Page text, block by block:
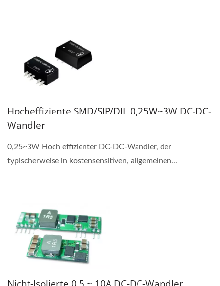
Hocheffiziente SMD/SIP/DIL 0,25W~3W DC-DC-
Wandler
0,25~3W Hoch effizienter DC-DC-Wandler, der
typischerweise in kostensensitiven, allgemeinen...